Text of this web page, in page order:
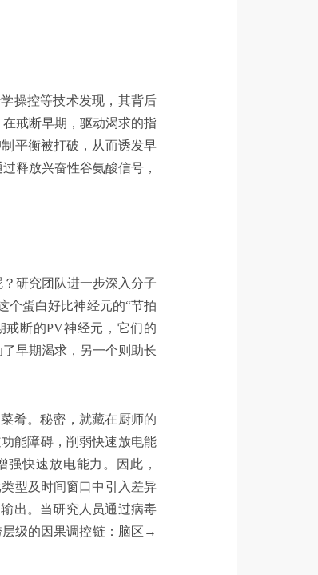
操控等技术发现，其背后
戒断早期，驱动渴求的指
平衡被打破，从而诱发早
释放兴奋性谷氨酸信号，
研究团队进一步深入分子
个蛋白好比神经元的“节拍
戒断的PV神经元，它们的
早期渴求，另一个则助长
肴。秘密，就藏在厨师的
能障碍，削弱快速放电能
快速放电能力。因此，
型及时间窗口中引入差异
出。当研究人员通过病毒
级的因果调控链：脑区→